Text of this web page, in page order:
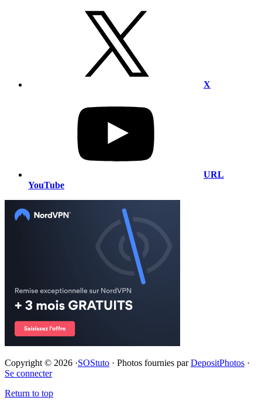
X
URL
YouTube
Copyright © 2026 ·SOStuto · Photos fournies parDepositPhotos ·
Se connecter
Return to top